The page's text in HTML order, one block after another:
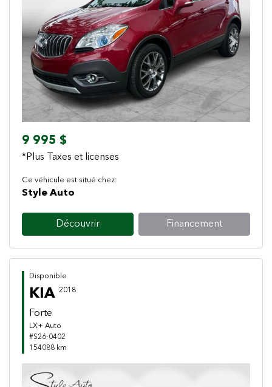
Previous Next
9 995 $
*Plus Taxes et licenses
Ce véhicule est situé chez:
Style Auto
Découvrir Financement
Disponible
KIA 2018
Forte
LX+ Auto
#S26-0402
154088 km